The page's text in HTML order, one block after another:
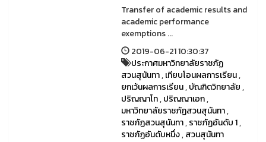
Transfer of academic results and
academic performance
exemptions ...
2019-06-21 10:30:37
ประกาศมหาวิทยาลัยราชภัฏ
สวนสุนันทา,เทียบโอนผลการเรียน,
ยกเว้นผลการเรียน,บัณฑิตวิทยาลัย,
ปริญญาโท,ปริญญาเอก,
มหาวิทยาลัยราชภัฏสวนสุนันทา,
ราชภัฏสวนสุนันทา,ราชภัฏอันดับ 1,
ราชภัฏอันดับหนึ่ง,สวนสุนันทา